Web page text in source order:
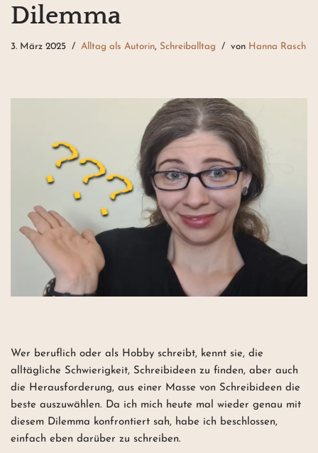
Dilemma
3. März 2025 Alltag als Autorin, Schreiballtag von Hanna Rasch
Wer beruflich oder als Hobby schreibt, kennt sie, die
alltägliche Schwierigkeit, Schreibideen zu finden, aber auch
die Herausforderung, aus einer Masse von Schreibideen die
beste auszuwählen. Da ich mich heute mal wieder genau mit
diesem Dilemma konfrontiert sah, habe ich beschlossen,
einfach eben darüber zu schreiben.